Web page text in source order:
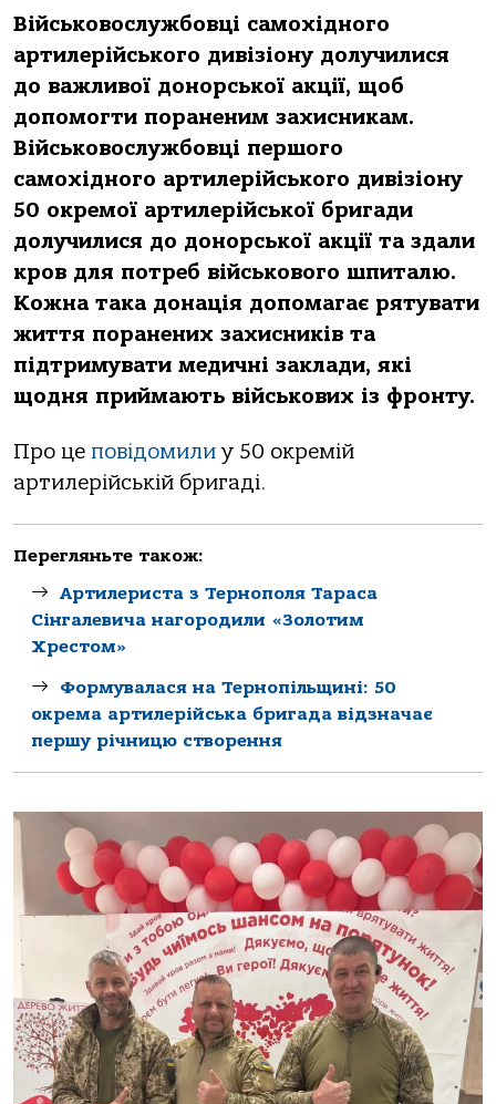
Військовослужбовці самохідного
артилерійського дивізіону долучилися
до важливої донорської акції, щоб
допомогти пораненим захисникам.
Військовослужбовці першого
самохідного артилерійського дивізіону
50 окремої артилерійської бригади
долучилися до донорської акції та здали
кров для потреб військового шпиталю.
Кожна така донація допомагає рятувати
життя поранених захисників та
підтримувати медичні заклади, які
щодня приймають військових із фронту.
Про це повідомилиу 50 окремій
артилерійській бригаді.
Перегляньте також:
Артилериста з Тернополя Тараса
Сінгалевича нагородили «Золотим
Хрестом»
Формувалася на Тернопільщині: 50
окрема артилерійська бригада відзначає
першу річницю створення